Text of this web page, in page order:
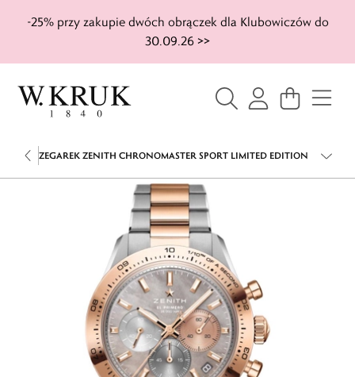
-25% przy zakupie dwóch obrączek dla Klubowiczów do
30.09.26 >>
ZEGAREK ZENITH CHRONOMASTER SPORT LIMITED EDITION